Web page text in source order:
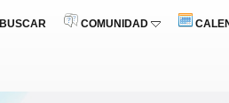
BUSCAR COMUNIDAD